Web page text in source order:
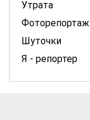
Утрата
Фоторепортаж
Шуточки
Я - репортер